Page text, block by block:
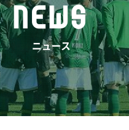
NEWS
ニュース